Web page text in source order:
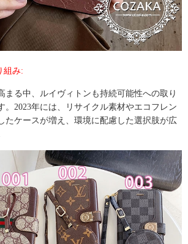
組み:
まる中、ルイヴィトンも持続可能性への取り
。2023年には、リサイクル素材やエコフレン
たケースが増え、環境に配慮した選択肢が広